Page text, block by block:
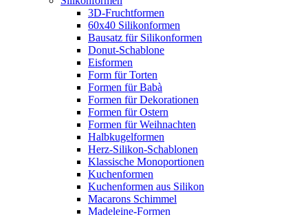
3D-Fruchtformen
60x40 Silikonformen
Bausatz für Silikonformen
Donut-Schablone
Eisformen
Form für Torten
Formen für Babà
Formen für Dekorationen
Formen für Ostern
Formen für Weihnachten
Halbkugelformen
Herz-Silikon-Schablonen
Klassische Monoportionen
Kuchenformen
Kuchenformen aus Silikon
Macarons Schimmel
Madeleine-Formen